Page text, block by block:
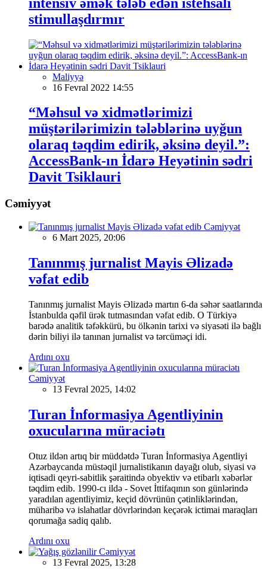
stimullaşdırmır
Maliyyə
16 Fevral 2022 14:55
“Məhsul və xidmətlərimizi
müştərilərimizin tələblərinə uyğun
olaraq təqdim edirik, əksinə deyil.”:
AccessBank-ın İdarə Heyətinin sədri
Davit Tsiklauri
Cəmiyyət
Cəmiyyət
6 Mart 2025, 20:06
Tanınmış jurnalist Mayis Əlizadə
vəfat edib
Tanınmış jurnalist Mayis Əlizadə martın 6-da səhər saatlarında
İstanbulda qəfil ürək tutmasından vəfat edib. O Türkiyə
barədə analitik təfəkkürü, bu ölkənin tarixi və siyasəti ilə bağlı
dərin biliyi ilə tanınan jurnalist və tərcüməçi idi.
Ardını oxu
Cəmiyyət
13 Fevral 2025, 14:02
Turan İnformasiya Agentliyinin
oxucularına müraciətı
Otuz ildən artıq bir müddətdə Turan İnformasiya Agentliyi
Azərbaycanda müstəqil jurnalistikanın dayağı olub, siyasi və
iqtisadi qeyri-sabitlik şəraitində obyektiv və etibarlı xəbərlər
təqdim edib. 1990-cı ildə - Sovet İttifaqının son günlərində
yaradılan agentliyimiz, keçid dövrünün çətinliklərindən,
müharibə və islahatlar dövrlərindən keçərək ictimai maraqları
qorumağa sadiq qalıb.
Ardını oxu
Cəmiyyət
13 Fevral 2025, 13:28